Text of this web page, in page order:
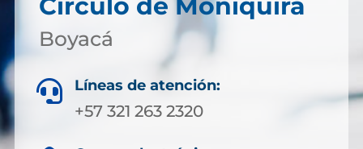
Círculo de Moniquirá
Boyacá
 Líneas de atención:
+57 321 263 2320